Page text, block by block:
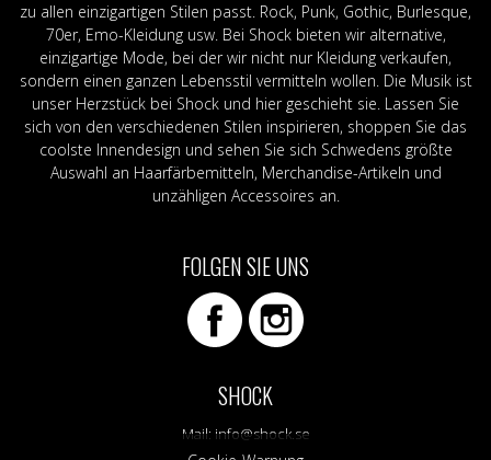
zu allen einzigartigen Stilen passt. Rock, Punk, Gothic, Burlesque,
70er, Emo-Kleidung usw. Bei Shock bieten wir alternative,
einzigartige Mode, bei der wir nicht nur Kleidung verkaufen,
sondern einen ganzen Lebensstil vermitteln wollen. Die Musik ist
unser Herzstück bei Shock und hier geschieht sie. Lassen Sie
sich von den verschiedenen Stilen inspirieren, shoppen Sie das
coolste Innendesign und sehen Sie sich Schwedens größte
Auswahl an Haarfärbemitteln, Merchandise-Artikeln und
unzähligen Accessoires an.
FOLGEN SIE UNS
SHOCK
Mail: info@shock.se